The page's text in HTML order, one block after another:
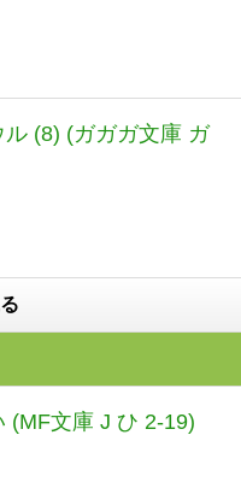
(8) (ガガガ文庫 ガ
(MF文庫 J ひ 2-19)